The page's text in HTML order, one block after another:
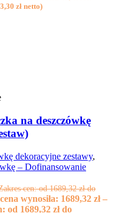
zł netto)
na deszczówkę
dekoracyjne zestawy,
– Dofinansowanie
cen: od 1689,32 zł do
wynosiła: 1689,32 zł –
od 1689,32 zł do